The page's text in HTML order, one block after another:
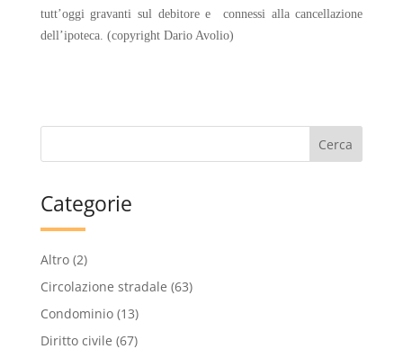
tutt’oggi gravanti sul debitore e connessi alla cancellazione
dell’ipoteca. (copyright Dario Avolio)
Categorie
Altro(2)
Circolazione stradale (63)
Condominio(13)
Diritto civile (67)